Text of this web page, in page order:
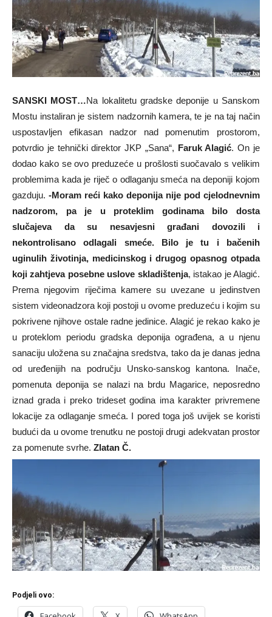
SANSKI MOST…Na lokalitetu gradske deponije u Sanskom
Mostu instaliran je sistem nadzornih kamera, te je na taj način
uspostavljen efikasan nadzor nad pomenutim prostorom,
potvrdio je tehnički direktor JKP „Sana“, Faruk Alagić. On je
dodao kako se ovo preduzeće u prošlosti suočavalo s velikim
problemima kada je riječ o odlaganju smeća na deponiji kojom
gazduju. -Moram reći kako deponija nije pod cjelodnevnim
nadzorom, pa je u proteklim godinama bilo dosta
slučajeva da su nesavjesni građani dovozili i
nekontrolisano odlagali smeće. Bilo je tu i bačenih
uginulih životinja, medicinskog i drugog opasnog otpada
koji zahtjeva posebne uslove skladištenja, istakao je Alagić.
Prema njegovim riječima kamere su uvezane u jedinstven
sistem videonadzora koji postoji u ovome preduzeću i kojim su
pokrivene njihove ostale radne jedinice. Alagić je rekao kako je
u proteklom periodu gradska deponija ograđena, a u njenu
sanaciju uložena su značajna sredstva, tako da je danas jedna
od uređenijih na području Unsko-sanskog kantona. Inače,
pomenuta deponija se nalazi na brdu Magarice, neposredno
iznad grada i preko trideset godina ima karakter privremene
lokacije za odlaganje smeća. I pored toga još uvijek se koristi
budući da u ovome trenutku ne postoji drugi adekvatan prostor
za pomenute svrhe. Zlatan Č.
Podjeli ovo: